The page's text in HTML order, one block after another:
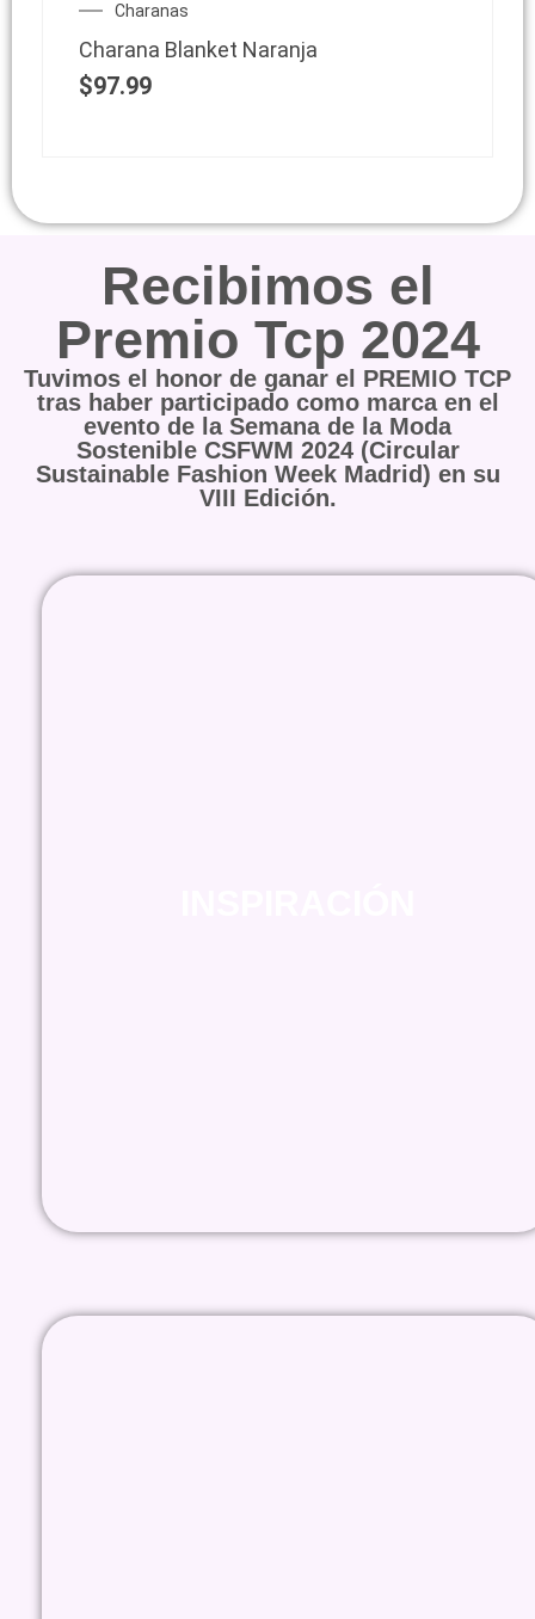
Charanas
Charana Blanket Naranja
$97.99
Recibimos el
Premio Tcp 2024
Tuvimos el honor de ganar el PREMIO TCP
tras haber participado como marca en el
evento de la Semana de la Moda
Sostenible CSFWM 2024 (Circular
Sustainable Fashion Week Madrid) en su
VIII Edición.